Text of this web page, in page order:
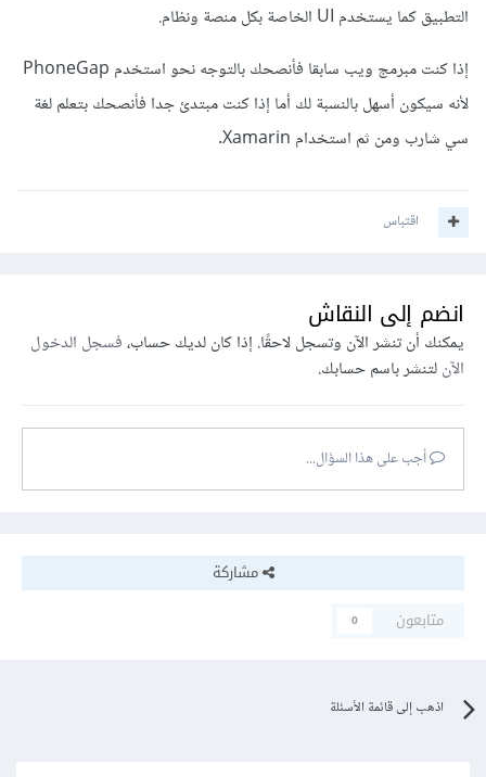
التطبيق كما يستخدم UI الخاصة بكل منصة ونظام.
إذا كنت مبرمج ويب سابقا فأنصحك بالتوجه نحو استخدم PhoneGap
لأنه سيكون أسهل بالنسبة لك أما إذا كنت مبتدئ جدا فأنصحك بتعلم لغة
سي شارب ومن ثم استخدام Xamarin.
اقتباس
انضم إلى النقاش
يمكنك أن تنشر الآن وتسجل لاحقًا. إذا كان لديك حساب،فسجل الدخول
الآنلتنشر باسم حسابك.
أجب على هذا السؤال...
مشاركة
متابعون
0
اذهب إلى قائمة الأسئلة